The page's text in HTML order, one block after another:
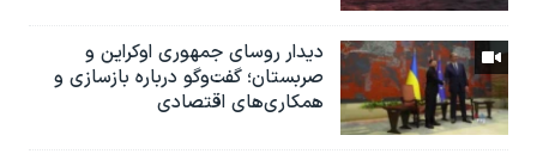
دیدار روسای جمهوری اوکراین و
صربستان؛ گفت‌وگو درباره بازسازی و
همکاری‌های اقتصادی